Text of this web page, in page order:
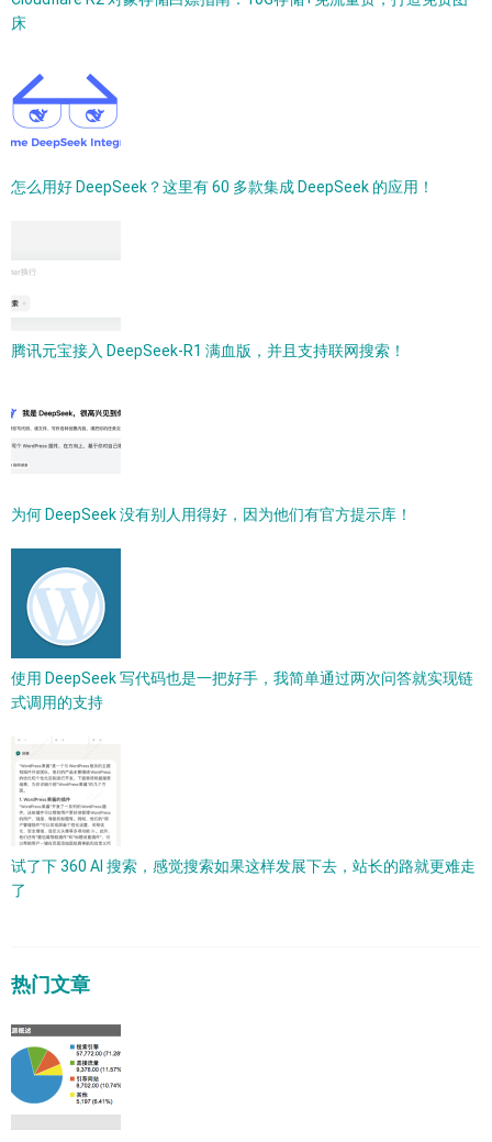
床
怎么用好 DeepSeek？这里有 60 多款集成 DeepSeek 的应用！
腾讯元宝接入 DeepSeek-R1 满血版，并且支持联网搜索！
为何 DeepSeek 没有别人用得好，因为他们有官方提示库！
使用 DeepSeek 写代码也是一把好手，我简单通过两次问答就实现链
式调用的支持
试了下 360 AI 搜索，感觉搜索如果这样发展下去，站长的路就更难走
了
热门文章